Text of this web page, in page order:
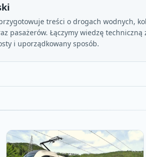
treści o drogach wodnych,
pasażerów. Łączymy wiedzę
i uporządkowany sposób.